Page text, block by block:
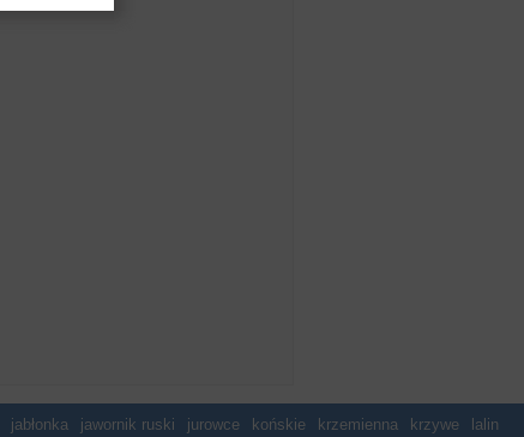
jabłonka jawornik ruski jurowce końskie krzemienna krzywe lalin